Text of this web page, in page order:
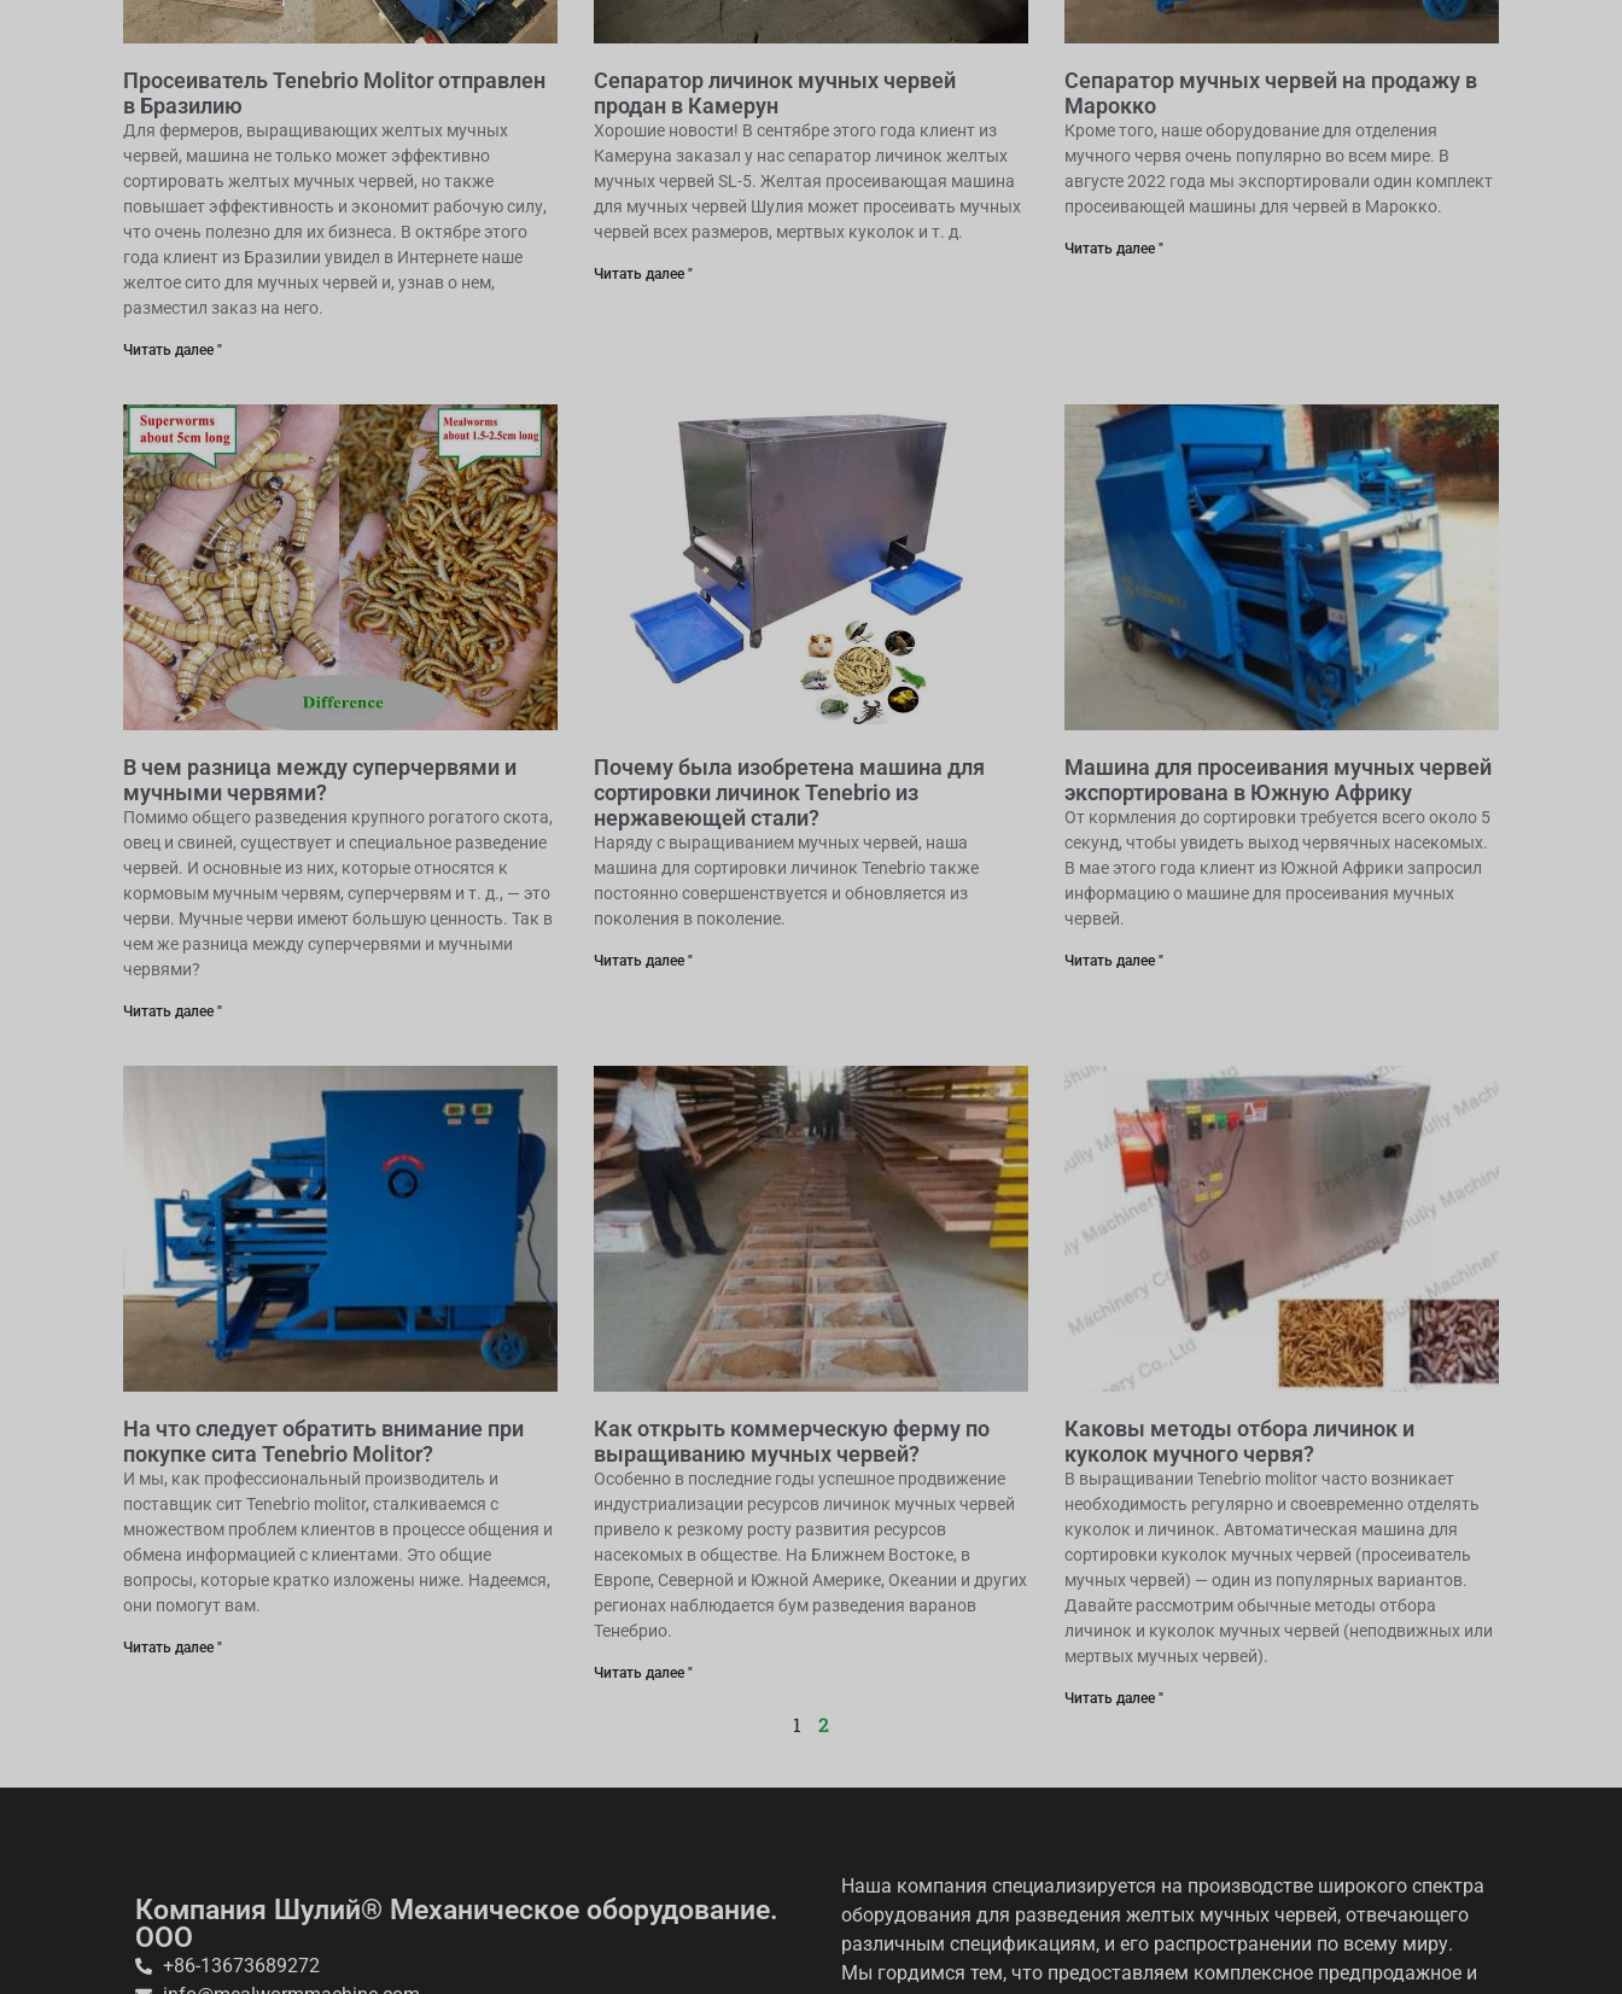
Просеиватель Tenebrio Molitor отправлен
в Бразилию
Для фермеров, выращивающих желтых мучных
червей, машина не только может эффективно
сортировать желтых мучных червей, но также
повышает эффективность и экономит рабочую силу,
что очень полезно для их бизнеса. В октябре этого
года клиент из Бразилии увидел в Интернете наше
желтое сито для мучных червей и, узнав о нем,
разместил заказ на него.
Читать далее "
Сепаратор личинок мучных червей
продан в Камерун
Хорошие новости! В сентябре этого года клиент из
Камеруна заказал у нас сепаратор личинок желтых
мучных червей SL-5. Желтая просеивающая машина
для мучных червей Шулия может просеивать мучных
червей всех размеров, мертвых куколок и т. д.
Читать далее "
Сепаратор мучных червей на продажу в
Марокко
Кроме того, наше оборудование для отделения
мучного червя очень популярно во всем мире. В
августе 2022 года мы экспортировали один комплект
просеивающей машины для червей в Марокко.
Читать далее "
В чем разница между суперчервями и
мучными червями?
Помимо общего разведения крупного рогатого скота,
овец и свиней, существует и специальное разведение
червей. И основные из них, которые относятся к
кормовым мучным червям, суперчервям и т. д., — это
черви. Мучные черви имеют большую ценность. Так в
чем же разница между суперчервями и мучными
червями?
Читать далее "
Почему была изобретена машина для
сортировки личинок Tenebrio из
нержавеющей стали?
Наряду с выращиванием мучных червей, наша
машина для сортировки личинок Tenebrio также
постоянно совершенствуется и обновляется из
поколения в поколение.
Читать далее "
Машина для просеивания мучных червей
экспортирована в Южную Африку
От кормления до сортировки требуется всего около 5
секунд, чтобы увидеть выход червячных насекомых.
В мае этого года клиент из Южной Африки запросил
информацию о машине для просеивания мучных
червей.
Читать далее "
На что следует обратить внимание при
покупке сита Tenebrio Molitor?
И мы, как профессиональный производитель и
поставщик сит Tenebrio molitor, сталкиваемся с
множеством проблем клиентов в процессе общения и
обмена информацией с клиентами. Это общие
вопросы, которые кратко изложены ниже. Надеемся,
они помогут вам.
Читать далее "
Как открыть коммерческую ферму по
выращиванию мучных червей?
Особенно в последние годы успешное продвижение
индустриализации ресурсов личинок мучных червей
привело к резкому росту развития ресурсов
насекомых в обществе. На Ближнем Востоке, в
Европе, Северной и Южной Америке, Океании и других
регионах наблюдается бум разведения варанов
Тенебрио.
Читать далее "
Каковы методы отбора личинок и
куколок мучного червя?
В выращивании Tenebrio molitor часто возникает
необходимость регулярно и своевременно отделять
куколок и личинок. Автоматическая машина для
сортировки куколок мучных червей (просеиватель
мучных червей) — один из популярных вариантов.
Давайте рассмотрим обычные методы отбора
личинок и куколок мучных червей (неподвижных или
мертвых мучных червей).
Читать далее "
1 2
Компания Шулий® Механическое оборудование.
ООО
+86-13673689272
Наша компания специализируется на производстве широкого спектра
оборудования для разведения желтых мучных червей, отвечающего
различным спецификациям, и его распространении по всему миру.
Мы гордимся тем, что предоставляем комплексное предпродажное и